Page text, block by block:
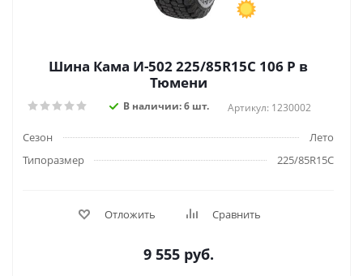
Шина Кама И-502 225/85R15C 106 P в
Тюмени
В наличии: 6 шт. Артикул: 1230002
Сезон
Лето
Типоразмер
225/85R15C
Отложить Сравнить
9 555 руб.